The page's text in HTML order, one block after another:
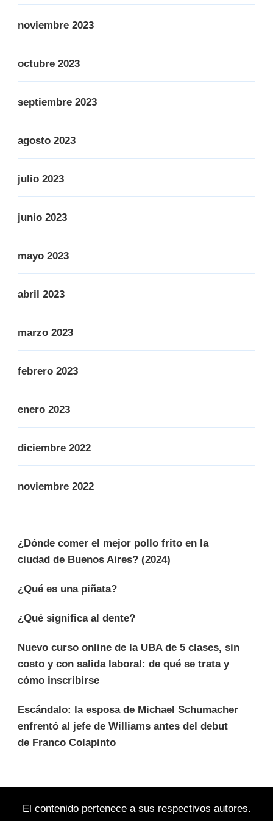
noviembre 2023
octubre 2023
septiembre 2023
agosto 2023
julio 2023
junio 2023
mayo 2023
abril 2023
marzo 2023
febrero 2023
enero 2023
diciembre 2022
noviembre 2022
¿Dónde comer el mejor pollo frito en la
ciudad de Buenos Aires? (2024)
¿Qué es una piñata?
¿Qué significa al dente?
Nuevo curso online de la UBA de 5 clases, sin
costo y con salida laboral: de qué se trata y
cómo inscribirse
Escándalo: la esposa de Michael Schumacher
enfrentó al jefe de Williams antes del debut
de Franco Colapinto
El contenido pertenece a sus respectivos autores.